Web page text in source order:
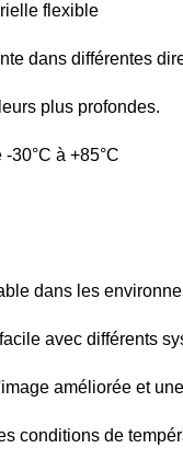
flexible
dans différentes
plus profondes.
30°C à +85°C
dans les
avec différents
améliorée et
conditions de